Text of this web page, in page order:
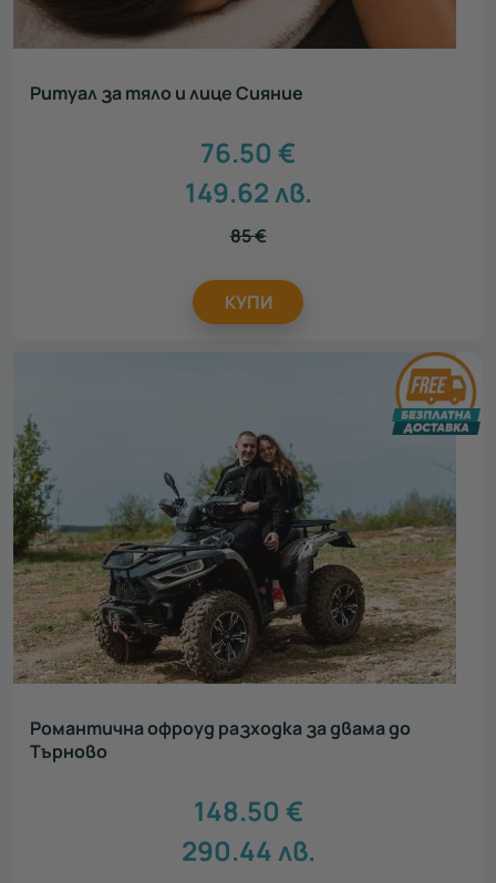
Ритуал за тяло и лице Сияние
76.50 €
149.62лв.
85€
КУПИ
Романтична офроуд разходка за двама до
Търново
148.50 €
290.44лв.